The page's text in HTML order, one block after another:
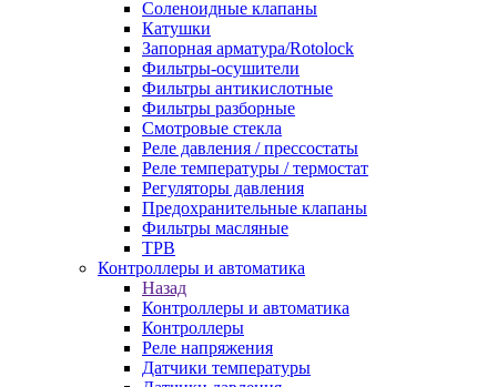
Соленоидные клапаны
Катушки
Запорная арматура/Rotolock
Фильтры-осушители
Фильтры антикислотные
Фильтры разборные
Смотровые стекла
Реле давления / прессостаты
Реле температуры / термостат
Регуляторы давления
Предохранительные клапаны
Фильтры масляные
ТРВ
Контроллеры и автоматика
Назад
Контроллеры и автоматика
Контроллеры
Реле напряжения
Датчики температуры